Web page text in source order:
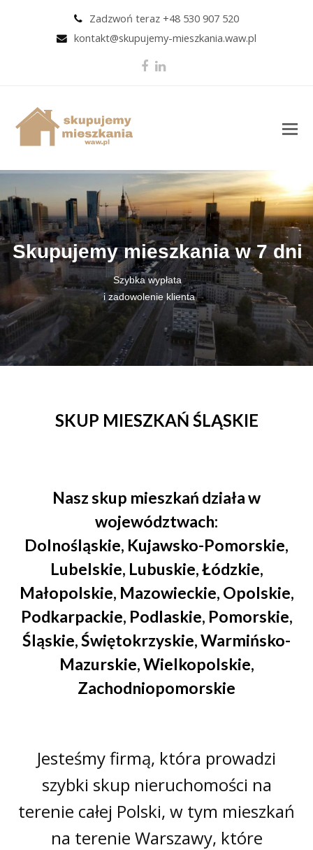
Zadzwoń teraz +48 530 907 520
kontakt@skupujemy-mieszkania.waw.pl
Facebook
LinkedIn
Skupujemy mieszkania w 7 dni
Szybka wypłata
i zadowolenie klienta
SKUP MIESZKAŃ ŚLĄSKIE
Naszskup mieszkań działa w
województwach:
Dolnośląskie, Kujawsko-Pomorskie,
Lubelskie, Lubuskie,Łódzkie,
Małopolskie, Mazowieckie, Opolskie,
Podkarpackie, Podlaskie, Pomorskie,
Śląskie,Świętokrzyskie,Warmińsko-
Mazurskie,Wielkopolskie,
Zachodniopomorskie
Jesteśmy firmą, która prowadzi
szybki skup nieruchomości na
terenie całej Polski, w tym mieszkań
na terenie Warszawy, które